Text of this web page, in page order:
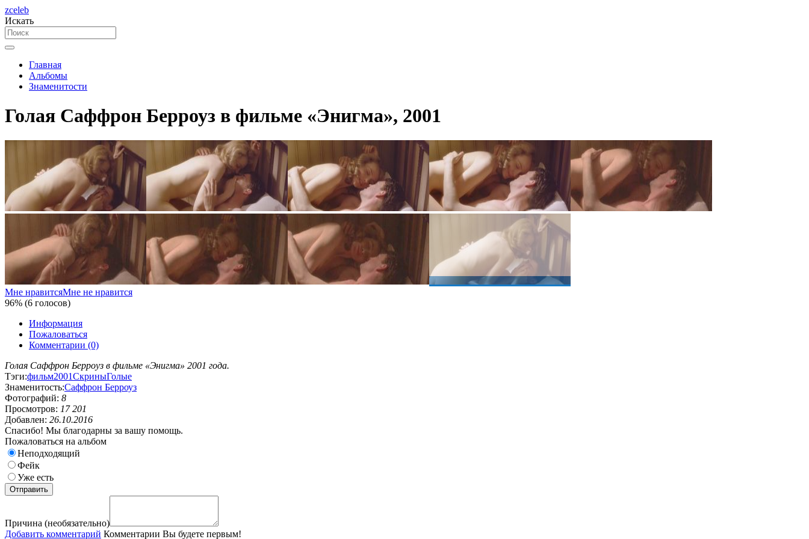
zceleb
Искать
Главная
Альбомы
Знаменитости
Голая Саффрон Берроуз в фильме «Энигма», 2001
Мне нравитсяМне не нравится
96% (6 голосов)
Информация
Пожаловаться
Комментарии (0)
Голая Саффрон Берроуз в фильме «Энигма» 2001 года.
Тэги:фильм2001СкриныГолые
Знаменитость:Саффрон Берроуз
Фотографий: 8
Просмотров: 17 201
Добавлен: 26.10.2016
Спасибо! Мы благодарны за вашу помощь.
Пожаловаться на альбом
Неподходящий
Фейк
Уже есть
Причина (необязательно)
Добавить комментарий Комментарии Вы будете первым!